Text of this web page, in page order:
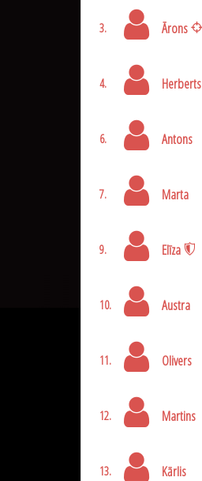
3. Ārons
4. Herberts
6. Antons
7. Marta
9. Elīza
10. Austra
11. Olivers
12. Martins
13. Kārlis